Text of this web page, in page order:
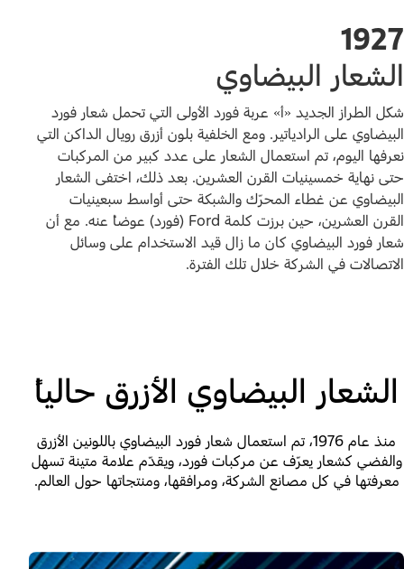
1927
الشعار البيضاوي
شكّل الطراز الجديد «أ» عربة فورد الأولى التي تحمل شعار فورد
البيضاوي على الرادياتير. ومع الخلفية بلون أزرق رويال الداكن التي
نعرفها اليوم، تم استعمال الشعار على عدد كبير من المركبات
حتى نهاية خمسينيات القرن العشرين. بعد ذلك، اختفى الشعار
البيضاوي عن غطاء المحرّك والشبكة حتى أواسط سبعينيات
القرن العشرين، حين برزت كلمة Ford (فورد) عوضاً عنه. مع أن
شعار فورد البيضاوي كان ما زال قيد الاستخدام على وسائل
الاتصالات في الشركة خلال تلك الفترة.
الشعار البيضاوي الأزرق حالياً
منذ عام 1976، تم استعمال شعار فورد البيضاوي باللونين الأزرق
والفضي كشعار يعرّف عن مركبات فورد، ويقدّم علامة متينة تسهل
معرفتها في كل مصانع الشركة، ومرافقها، ومنتجاتها حول العالم.